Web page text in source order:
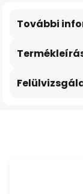
További